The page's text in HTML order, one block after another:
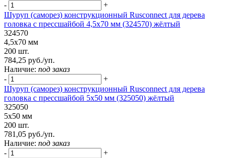
-
+
Шуруп (саморез) конструкционный Rusconnect для дерева
головка с прессшайбой 4,5х70 мм (324570) жёлтый
324570
4,5х70 мм
200 шт.
784,25 руб./уп.
Наличие: под заказ
-
+
Шуруп (саморез) конструкционный Rusconnect для дерева
головка с прессшайбой 5х50 мм (325050) жёлтый
325050
5х50 мм
200 шт.
781,05 руб./уп.
Наличие: под заказ
-
+